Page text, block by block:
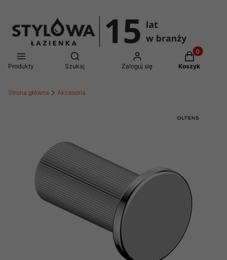
Produkty
Otwórz wyszukiwarkę
Szukaj Zaloguj się
Produkty
Koszyk
Strona główna Akcesoria